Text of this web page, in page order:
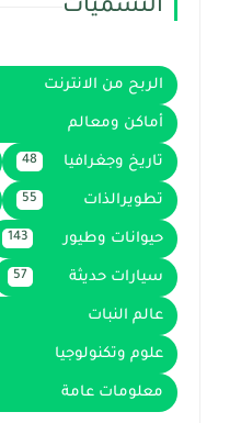
التسميات
الربح من الانترنت
أماكن ومعالم
تاريخ وجغرافيا 48
تطويرالذات 55
حيوانات وطيور 143
سيارات حديثة 57
عالم النبات
علوم وتكنولوجيا
معلومات عامة